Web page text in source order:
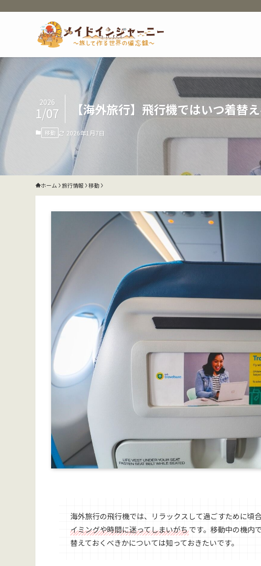
【海外旅行】飛行機ではいつ着替
2026
1/07
移動 2026年1月7日
ホーム 旅行情報 移動
海外旅行の飛行機では、リラックスして過ごすために頃
イミングや時間に迷ってしまいがちです。移動中の機内
替えておくべきかについては知っておきたいです。